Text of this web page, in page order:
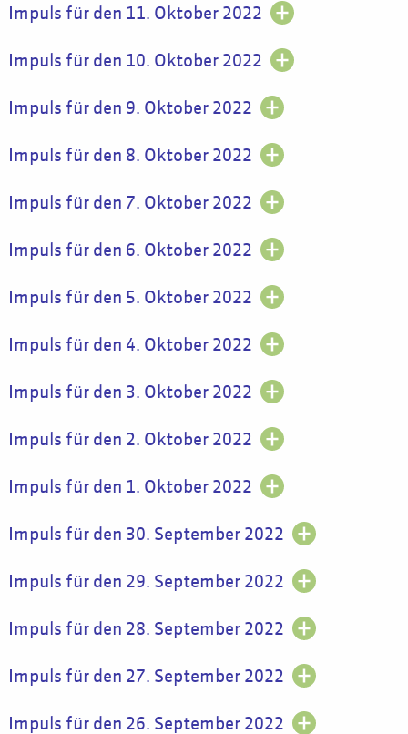
Impuls für den 11. Oktober 2022
Impuls für den 10. Oktober 2022
Impuls für den 9. Oktober 2022
Impuls für den 8. Oktober 2022
Impuls für den 7. Oktober 2022
Impuls für den 6. Oktober 2022
Impuls für den 5. Oktober 2022
Impuls für den 4. Oktober 2022
Impuls für den 3. Oktober 2022
Impuls für den 2. Oktober 2022
Impuls für den 1. Oktober 2022
Impuls für den 30. September 2022
Impuls für den 29. September 2022
Impuls für den 28. September 2022
Impuls für den 27. September 2022
Impuls für den 26. September 2022